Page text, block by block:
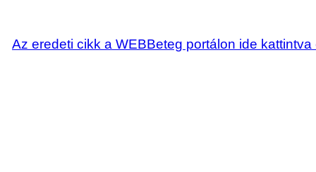
Az eredeti cikk a WEBBeteg portálon ide